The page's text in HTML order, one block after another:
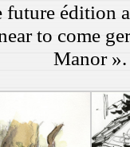
édition
to come
Manor ».